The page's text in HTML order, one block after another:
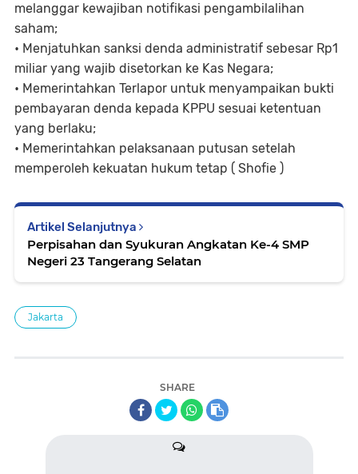
melanggar kewajiban notifikasi pengambilalihan
saham;
• Menjatuhkan sanksi denda administratif sebesar Rp1
miliar yang wajib disetorkan ke Kas Negara;
• Memerintahkan Terlapor untuk menyampaikan bukti
pembayaran denda kepada KPPU sesuai ketentuan
yang berlaku;
• Memerintahkan pelaksanaan putusan setelah
memperoleh kekuatan hukum tetap ( Shofie )
Artikel Selanjutnya
Perpisahan dan Syukuran Angkatan Ke-4 SMP
Negeri 23 Tangerang Selatan
Jakarta
SHARE